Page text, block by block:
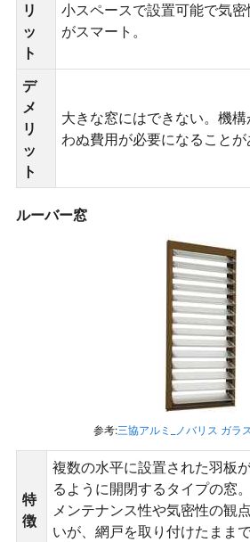
リ
ッ
ト
小スペースで設置可能で気
がスマート。
デ
メ
リ
ッ
ト
大きな窓にはできない。機
わぬ費用が必要になることが
ルーバー窓
参考:三協アルミ_ノバリス ガラ
特
徴
複数の水平に設置された羽板
るように開閉するタイプの窓。
メンテナンス性や気密性の観
いが、網戸を取り付けたまま